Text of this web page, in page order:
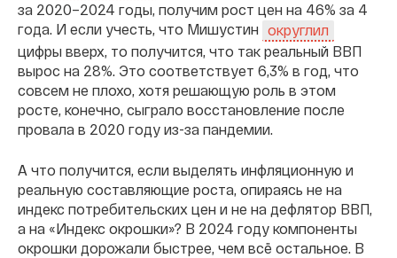
за 2020–2024 годы, получим рост цен на 46% за 4
года. И если учесть, что Мишустин округлил
цифры вверх, то получится, что так реальный ВВП
вырос на 28%. Это соответствует 6,3% в год, что
совсем не плохо, хотя решающую роль в этом
росте, конечно, сыграло восстановление после
провала в 2020 году из-за пандемии.
А что получится, если выделять инфляционную и
реальную составляющие роста, опираясь не на
индекс потребительских цен и не на дефлятор ВВП,
а на «Индекс окрошки»? В 2024 году компоненты
окрошки дорожали быстрее, чем всё остальное. В